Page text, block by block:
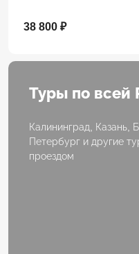
38 800 ₽
Туры по всей
Калининград, Казань,
Петербург и другие
проездом